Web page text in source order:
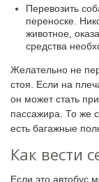
Перевозить
переноске.
животное,
средства
Желательно не
стоя. Если на
он может стать
пассажира. То же
есть багажные
Как вести
Если это автобус